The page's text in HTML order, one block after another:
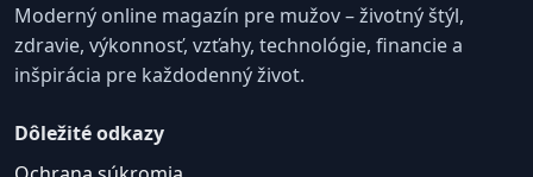
Moderný online magazín pre mužov – životný štýl,
zdravie, výkonnosť, vzťahy, technológie, financie a
inšpirácia pre každodenný život.
Dôležité odkazy